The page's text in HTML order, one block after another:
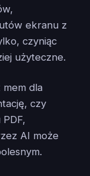
ekranu z
czyniąc
użyteczne.
dla
czy
AI może